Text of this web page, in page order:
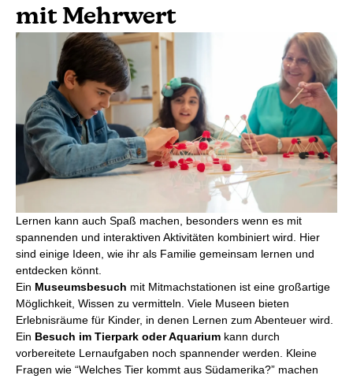
mit Mehrwert
Lernen kann auch Spaß machen, besonders wenn es mit
spannenden und interaktiven Aktivitäten kombiniert wird. Hier
sind einige Ideen, wie ihr als Familie gemeinsam lernen und
entdecken könnt.
Ein Museumsbesuch mit Mitmachstationen ist eine großartige
Möglichkeit, Wissen zu vermitteln. Viele Museen bieten
Erlebnisräume für Kinder, in denen Lernen zum Abenteuer wird.
Ein Besuch im Tierpark oder Aquarium kann durch
vorbereitete Lernaufgaben noch spannender werden. Kleine
Fragen wie “Welches Tier kommt aus Südamerika?” machen